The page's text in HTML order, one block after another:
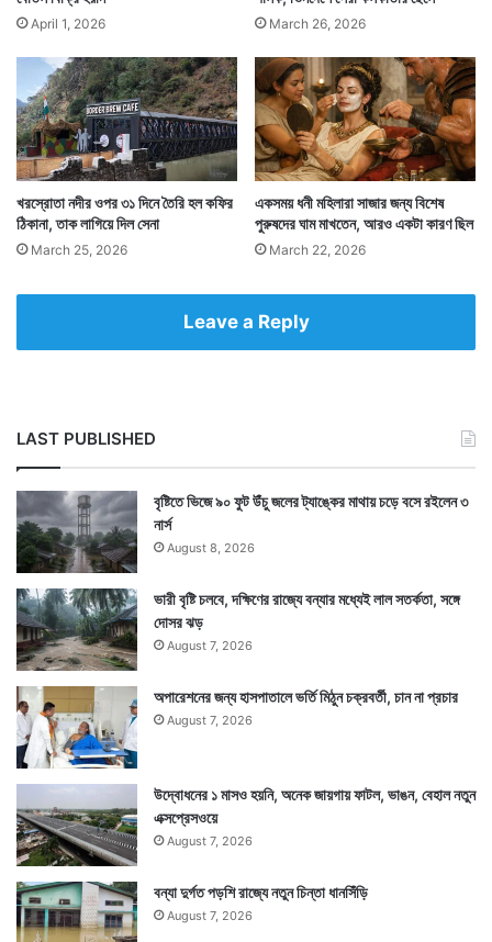
April 1, 2026 March 26, 2026
খরস্রোতা নদীর ওপর ৩১ দিনে তৈরি হল কফির
ঠিকানা, তাক লাগিয়ে দিল সেনা
March 25, 2026
একসময় ধনী মহিলারা সাজার জন্য বিশেষ
পুরুষদের ঘাম মাখতেন, আরও একটা কারণ ছিল
March 22, 2026
Leave a Reply
LAST PUBLISHED
বৃষ্টিতে ভিজে ৯০ ফুট উঁচু জলের ট্যাঙ্কের মাথায় চড়ে বসে রইলেন ৩
নার্স
August 8, 2026
ভারী বৃষ্টি চলবে, দক্ষিণের রাজ্যে বন্যার মধ্যেই লাল সতর্কতা, সঙ্গে
দোসর ঝড়
August 7, 2026
অপারেশনের জন্য হাসপাতালে ভর্তি মিঠুন চক্রবর্তী, চান না প্রচার
August 7, 2026
উদ্বোধনের ১ মাসও হয়নি, অনেক জায়গায় ফাটল, ভাঙন, বেহাল নতুন
এক্সপ্রেসওয়ে
August 7, 2026
বন্যা দুর্গত পড়শি রাজ্যে নতুন চিন্তা ধানসিঁড়ি
August 7, 2026